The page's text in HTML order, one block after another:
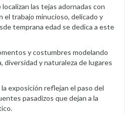
las tejas adornadas con
trabajo minucioso, delicado y
temprana edad se dedica a este
y costumbres modelando
diversidad y naturaleza de lugares
exposición reflejan el paso del
pasadizos que dejan a la